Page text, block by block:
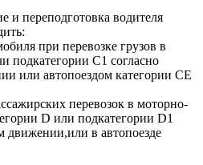
и переподготовка водителя
при перевозке грузов в
подкатегории С1 согласно
или автопоездом категории СЕ
перевозок в моторно-
D или подкатегории D1
движении,или в автопоезде